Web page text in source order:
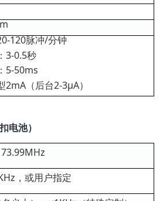
120脉冲/分钟
3-0.5秒
5-50ms
2mA（后台2-3μA）
电池）
，或用户指定